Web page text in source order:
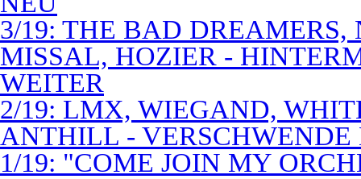
3/19: THE BAD
MISSAL, HOZIER -
WEITER
2/19: LMX, WIEGAND,
ANTHILL -
1/19: "COME JOIN MY